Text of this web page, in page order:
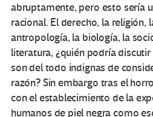
abruptamente, pero esto sería
racional. El derecho, la religión,
antropología, la biología, la
literatura, ¿quién podría
son del todo indignas de
razón? Sin embargo tras el
con el establecimiento de la
humanos de piel negra como